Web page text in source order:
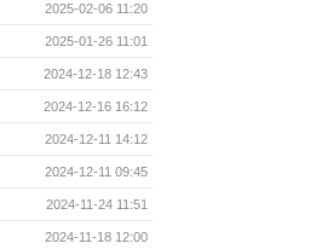
2025-02-06 11:20
2025-01-26 11:01
2024-12-18 12:43
2024-12-16 16:12
2024-12-11 14:12
2024-12-11 09:45
2024-11-24 11:51
2024-11-18 12:00